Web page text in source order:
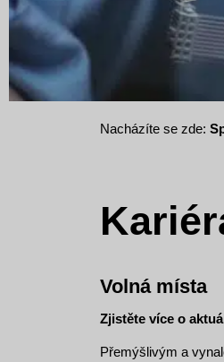
Nacházíte se zde:
Volná místa
Zjistěte více o
Přemýšlivým a